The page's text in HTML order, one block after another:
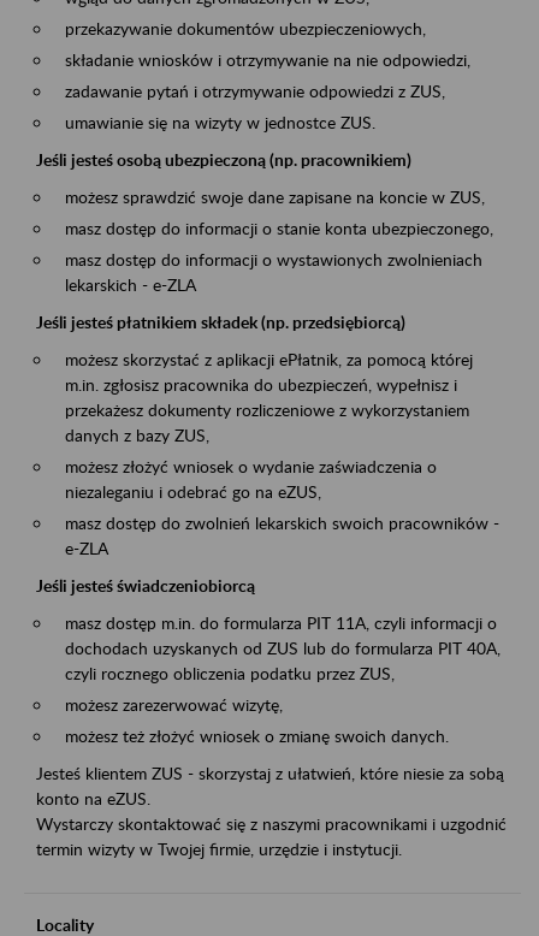
przekazywanie dokumentów ubezpieczeniowych,
składanie wniosków i otrzymywanie na nie odpowiedzi,
zadawanie pytań i otrzymywanie odpowiedzi z ZUS,
umawianie się na wizyty w jednostce ZUS.
Jeśli jesteś osobą ubezpieczoną (np. pracownikiem)
możesz sprawdzić swoje dane zapisane na koncie w ZUS,
masz dostęp do informacji o stanie konta ubezpieczonego,
masz dostęp do informacji o wystawionych zwolnieniach
lekarskich - e-ZLA
Jeśli jesteś płatnikiem składek (np. przedsiębiorcą)
możesz skorzystać z aplikacji ePłatnik, za pomocą której
m.in. zgłosisz pracownika do ubezpieczeń, wypełnisz i
przekażesz dokumenty rozliczeniowe z wykorzystaniem
danych z bazy ZUS,
możesz złożyć wniosek o wydanie zaświadczenia o
niezaleganiu i odebrać go na eZUS,
masz dostęp do zwolnień lekarskich swoich pracowników -
e-ZLA
Jeśli jesteś świadczeniobiorcą
masz dostęp m.in. do formularza PIT 11A, czyli informacji o
dochodach uzyskanych od ZUS lub do formularza PIT 40A,
czyli rocznego obliczenia podatku przez ZUS,
możesz zarezerwować wizytę,
możesz też złożyć wniosek o zmianę swoich danych.
Jesteś klientem ZUS - skorzystaj z ułatwień, które niesie za sobą
konto na eZUS.
Wystarczy skontaktować się z naszymi pracownikami i uzgodnić
termin wizyty w Twojej firmie, urzędzie i instytucji.
Locality